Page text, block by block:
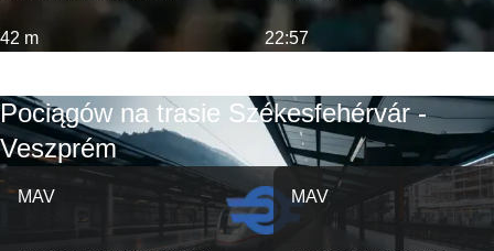
42 m 22:57
Pociągów na trasie Székesfehérvár -
Veszprém
MAV MAV